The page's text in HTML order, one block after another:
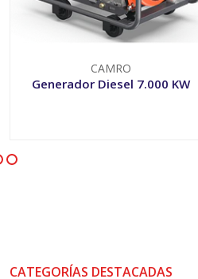
CAMRO
Generador Diesel 7.000 KW
CATEGORÍAS DESTACADAS